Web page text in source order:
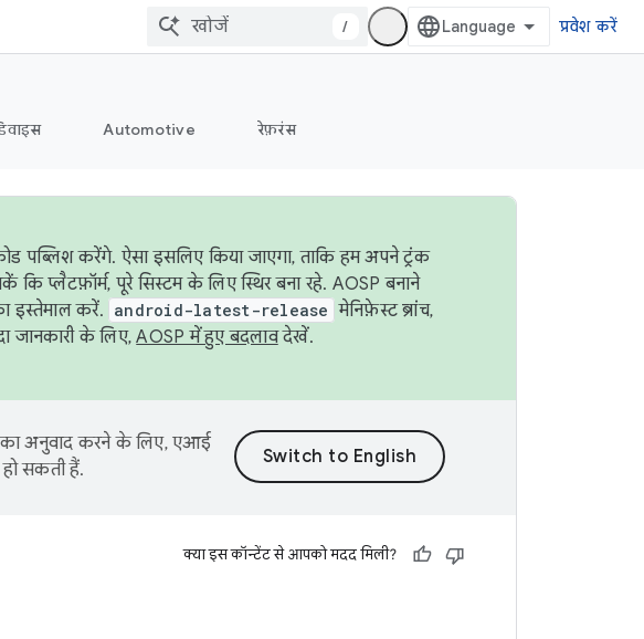
/ प्रवेश करें
Automotive रेफ़रंस
पब्लिश करेंगे. ऐसा इसलिए किया जाएगा, ताकि हम अपने ट्रंक
पूरे सिस्टम के लिए स्थिर बना रहे. AOSP बनाने
इस्तेमाल करें. android-latest-release मेनिफ़ेस्ट ब्रांच,
जानकारी के लिए,AOSP में हुए बदलावदेखें.
का अनुवाद करने के लिए, एआई
सकती हैं.
क्या इस कॉन्टेंट से आपको मदद मिली?